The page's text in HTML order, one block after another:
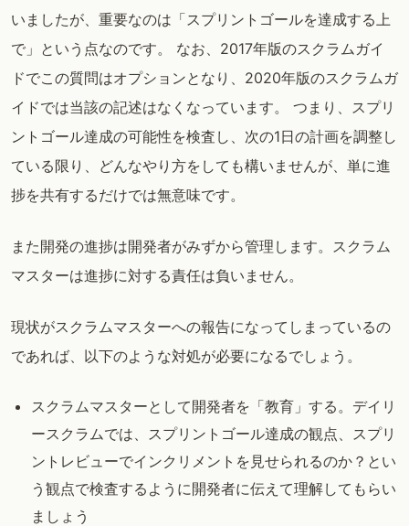
いましたが、重要なのは「スプリントゴールを達成する上
で」という点なのです。 なお、2017年版のスクラムガイ
ドでこの質問はオプションとなり、2020年版のスクラムガ
イドでは当該の記述はなくなっています。 つまり、スプリ
ントゴール達成の可能性を検査し、次の1日の計画を調整し
ている限り、どんなやり方をしても構いませんが、単に進
捗を共有するだけでは無意味です。
また開発の進捗は開発者がみずから管理します。スクラム
マスターは進捗に対する責任は負いません。
現状がスクラムマスターへの報告になってしまっているの
であれば、以下のような対処が必要になるでしょう。
スクラムマスターとして開発者を「教育」する。デイリ
ースクラムでは、スプリントゴール達成の観点、スプリ
ントレビューでインクリメントを見せられるのか？とい
う観点で検査するように開発者に伝えて理解してもらい
ましょう